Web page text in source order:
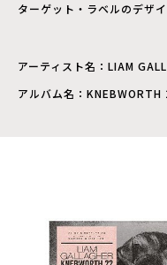
ターゲット・ラベルのデザ
アーティスト名：LIAM
アルバム名：KNEBWORTH